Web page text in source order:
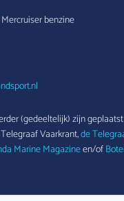
benzine
(gedeeltelijk) zijn
Vaarkrant,de
Marine Magazineen/of